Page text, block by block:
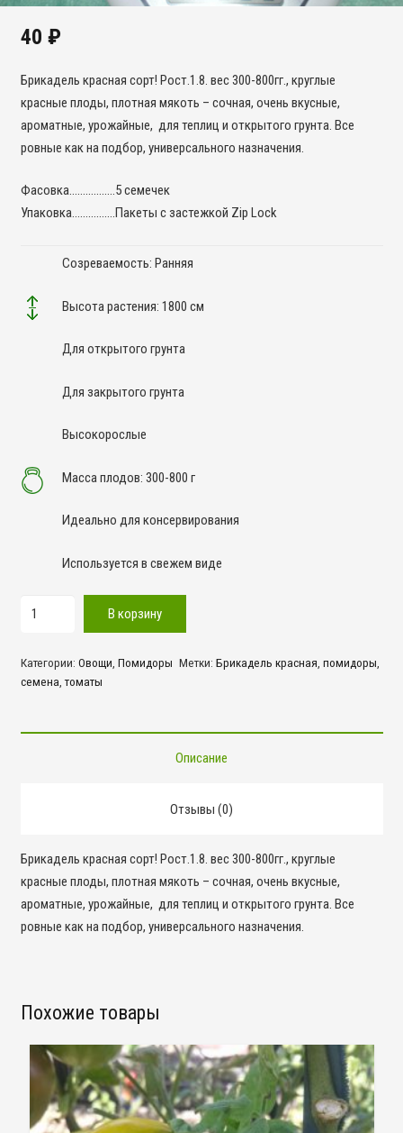
40 ₽
Брикадель красная сорт! Рост.1.8. вес 300-800гг., круглые
красные плоды, плотная мякоть – сочная, очень вкусные,
ароматные, урожайные, для теплиц и открытого грунта. Все
ровные как на подбор, универсального назначения.
Фасовка……………..5 семечек
Упаковка…………….Пакеты с застежкой Zip Lock
Созреваемость: Ранняя
Высота растения: 1800 см
Для открытого грунта
Для закрытого грунта
Высокорослые
Масса плодов: 300-800 г
Идеально для консервирования
Используется в свежем виде
Количество
красная
В корзину
Категории: Овощи Помидоры Метки: Брикадель красная помидоры
семена томаты
Описание
Отзывы (0)
Брикадель красная сорт! Рост.1.8. вес 300-800гг., круглые
красные плоды, плотная мякоть – сочная, очень вкусные,
ароматные, урожайные, для теплиц и открытого грунта. Все
ровные как на подбор, универсального назначения.
Похожие товары